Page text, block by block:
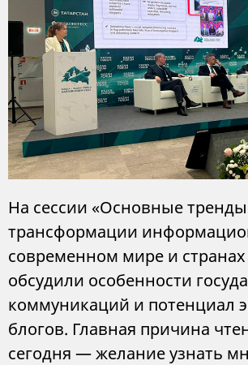
На сессии «Основные тренды
трансформации
современном мире и
обсудили особенности
коммуникаций и потенциал
блогов. Главная причина
сегодня — желание узнать